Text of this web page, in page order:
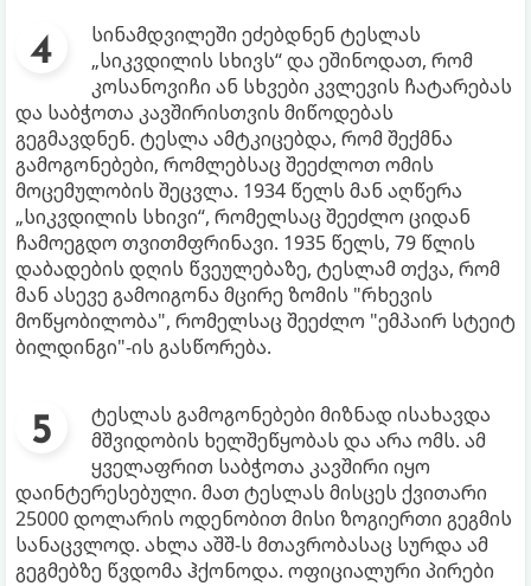
სინამდვილეში ეძებდნენ ტესლას
„სიკვდილის სხივს“ და ეშინოდათ, რომ
კოსანოვიჩი ან სხვები კვლევის ჩატარებას
და საბჭოთა კავშირისთვის მიწოდებას
გეგმავდნენ. ტესლა ამტკიცებდა, რომ შექმნა
გამოგონებები, რომლებსაც შეეძლოთ ომის
მოცემულობის შეცვლა. 1934 წელს მან აღწერა
„სიკვდილის სხივი“, რომელსაც შეეძლო ციდან
ჩამოეგდო თვითმფრინავი. 1935 წელს, 79 წლის
დაბადების დღის წვეულებაზე, ტესლამ თქვა, რომ
მან ასევე გამოიგონა მცირე ზომის "რხევის
მოწყობილობა", რომელსაც შეეძლო "ემპაირ სტეიტ
ბილდინგი"-ის გასწორება.
ტესლას გამოგონებები მიზნად ისახავდა
მშვიდობის ხელშეწყობას და არა ომს. ამ
ყველაფრით საბჭოთა კავშირი იყო
დაინტერესებული. მათ ტესლას მისცეს ქვითარი
25000 დოლარის ოდენობით მისი ზოგიერთი გეგმის
სანაცვლოდ. ახლა აშშ-ს მთავრობასაც სურდა ამ
გეგმებზე წვდომა ჰქონოდა. ოფიციალური პირები